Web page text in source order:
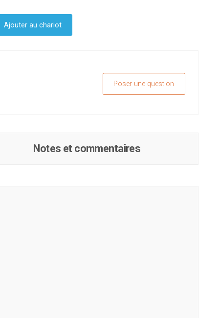
Ajouter au chariot
Poser une question
Notes et commentaires